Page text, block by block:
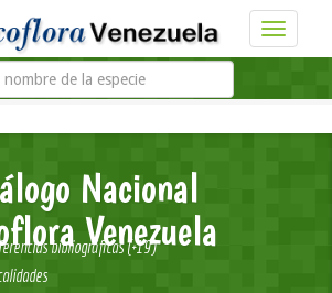
Nacional
Venezuela
bibliográficas (+19)